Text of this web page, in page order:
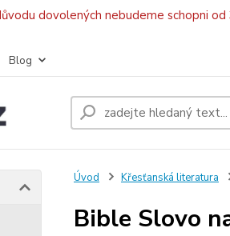
dovolených nebudeme schopni
Blog
Úvod Křesťanská literatura
Bible Slovo